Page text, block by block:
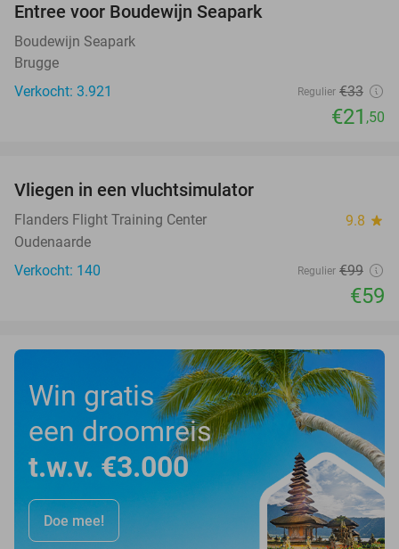
Entree voor Boudewijn Seapark
Boudewijn Seapark
Brugge
Verkocht: 3.921
Regulier €33
€21 ,50
Vliegen in een vluchtsimulator
Flanders Flight Training Center 9.8 star
Oudenaarde
Verkocht: 140
Regulier €99
€59
Win gratis
een droomreis
t.w.v. €3.000
Doe mee!